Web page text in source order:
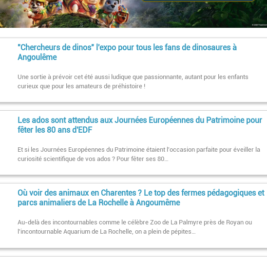
"Chercheurs de dinos" l'expo pour tous les fans de dinosaures à
Angoulême
Une sortie à prévoir cet été aussi ludique que passionnante, autant pour les enfants
curieux que pour les amateurs de préhistoire !
Les ados sont attendus aux Journées Européennes du Patrimoine pour
fêter les 80 ans d'EDF
Et si les Journées Européennes du Patrimoine étaient l'occasion parfaite pour éveiller la
curiosité scientifique de vos ados ? Pour fêter ses 80…
Où voir des animaux en Charentes ? Le top des fermes pédagogiques et
parcs animaliers de La Rochelle à Angoumême
Au-delà des incontournables comme le célèbre Zoo de La Palmyre près de Royan ou
l'incontournable Aquarium de La Rochelle, on a plein de pépites…